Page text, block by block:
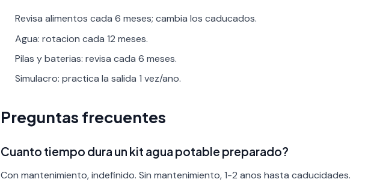
Revisa alimentos cada 6 meses; cambia los caducados.
Agua: rotacion cada 12 meses.
Pilas y baterias: revisa cada 6 meses.
Simulacro: practica la salida 1 vez/ano.
Preguntas frecuentes
Cuanto tiempo dura un kit agua potable preparado?
Con mantenimiento, indefinido. Sin mantenimiento, 1-2 anos hasta caducidades.